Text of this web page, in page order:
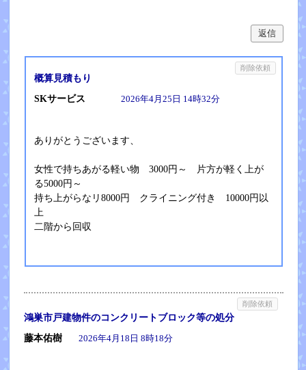
返信
概算見積もり
SKサービス
2026年4月25日 14時32分
ありがとうございます、
女性で持ちあがる軽い物 3000円～ 片方が軽く上が
る5000円～
持ち上がらなリ8000円 クライニング付き 10000円以
上
二階から回収
削除依頼
鴻巣市戸建物件のコンクリートブロック等の処分
藤本佑樹
2026年4月18日 8時18分
削除依頼